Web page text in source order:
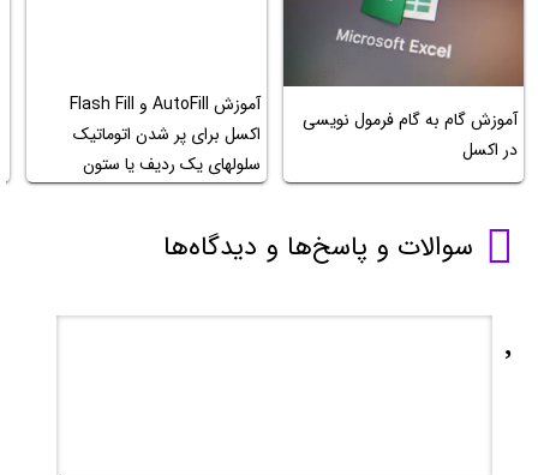
آموزش گام به گام فرمول نویسی
در اکسل
آموزش AutoFill و Flash Fill
اکسل برای پر شدن اتوماتیک
سلولهای یک ردیف یا ستون
سوالات و پاسخ‌ها و دیدگاه‌ها